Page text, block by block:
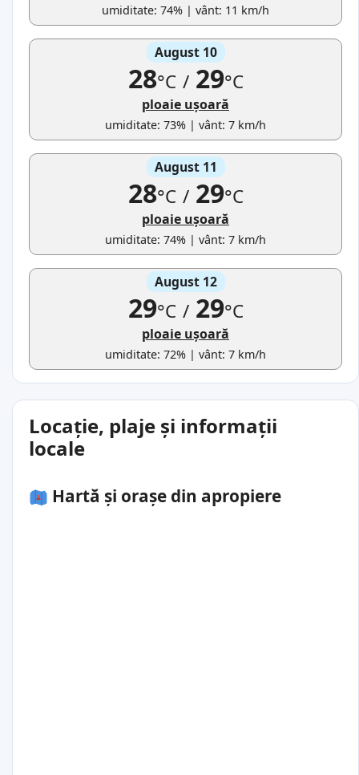
umiditate: 74% | vânt: 11 km/h
August 10
28°C /29°C
ploaie ușoară
umiditate: 73% | vânt: 7 km/h
August 11
28°C /29°C
ploaie ușoară
umiditate: 74% | vânt: 7 km/h
August 12
29°C /29°C
ploaie ușoară
umiditate: 72% | vânt: 7 km/h
Locație, plaje și informații
locale
Hartă și orașe din apropiere